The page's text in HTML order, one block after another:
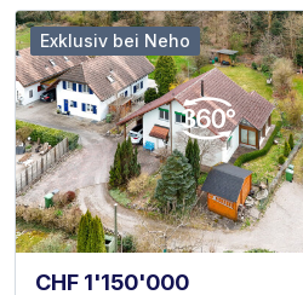
CHF 1'150'000
Exklusiv bei Neho